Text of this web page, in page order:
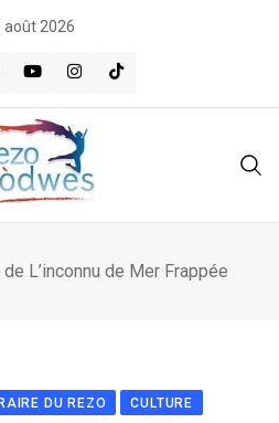
août 2026
L’inconnu de Mer Frappée
DU REZO CULTURE